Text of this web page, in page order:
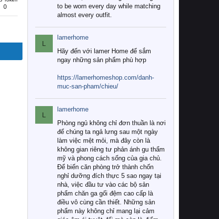
0
to be worn every day while matching
almost every outfit.
L
lamerhome
Hãy đến với lamer Home để sắm
ngay những sản phẩm phù hợp
https://lamerhomeshop.com/danh-
muc-san-pham/chieu/
L
lamerhome
Phòng ngủ không chỉ đơn thuần là nơi
để chúng ta ngả lưng sau một ngày
làm việc mệt mỏi, mà đây còn là
không gian riêng tư phản ánh gu thẩm
mỹ và phong cách sống của gia chủ.
Để biến căn phòng trở thành chốn
nghỉ dưỡng đích thực 5 sao ngay tại
nhà, việc đầu tư vào các bộ sản
phẩm chăn ga gối đệm cao cấp là
điều vô cùng cần thiết. Những sản
phẩm này không chỉ mang lại cảm